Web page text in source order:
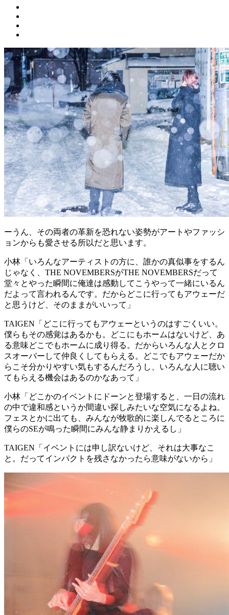
ーうん、その両者の革新を恐れない姿勢がアートやファッシ
ョンからも愛させる所以だと思います。
小林 「いろんなアーティストの方に、誰かの真似事をするん
じゃなく、THE NOVEMBERSがTHE NOVEMBERSだって
堂々とやった瞬間に俺達は感動してこうやって一緒にいるん
だよって言われるんです。だからどこに行ってもアウェーだ
と思うけど、そのままがいいって」
TAIGEN 「どこに行ってもアウェーというのはすごくいい。
僕らもその感覚はあるかも。どこにもホームはないけど、あ
る意味どこでもホームに成り得る。だからいろんな人とクロ
スオーバーして仲良くしてもらえる。どこでもアウェーだか
らこそ分かりやすい気もするんだろうし、いろんな人に聴い
てもらえる機会はあるのかなあって」
小林 「どこかのイベントにドーンと登場すると、一日の流れ
の中で違和感というか間違い探しみたいな空気になるよね。
フェスとかに出ても、みんなが牧歌的に楽しんでるところに
僕らのSEが鳴った瞬間にみんな静まりかえるし」
TAIGEN 「イベントには申し訳ないけど、それは大事なこ
と。だってインパクトを残さなかったら意味がないから」